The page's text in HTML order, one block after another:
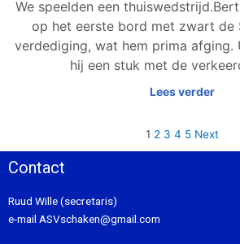
We speelden een
op het eerste bord met zwart de
verdediging, wat hem prima afging.
hij een stuk met de
Lees verder
1 2 3 4 5 Next
Contact
Ruud Wille (secretaris)
e-mail ASVschaken@gmail.com